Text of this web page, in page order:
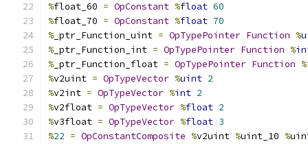
%float_60 = OpConstant %float 60
%float_70 = OpConstant %float 70
% _ptr_Function_uint = OpTypePointer Function %
% _ptr_Function_int = OpTypePointer Function %
% _ptr_Function_float = OpTypePointer Function %
%v2uint = OpTypeVector %uint 2
%v2int = OpTypeVector %int 2
%v2float = OpTypeVector %float 2
%v3float = OpTypeVector %float 3
%22 = OpConstantComposite %v2uint %uint_10 %